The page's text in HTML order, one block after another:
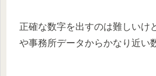
正確な数字を出すのは難しいけ
や事務所データからかなり近い